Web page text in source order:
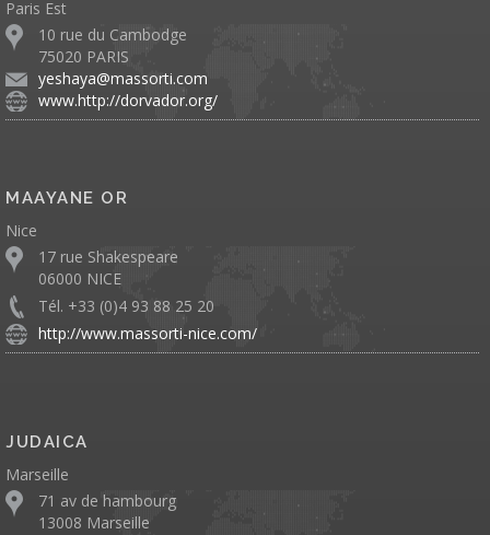
Paris Est
10 rue du Cambodge
75020 PARIS
yeshaya@massorti.com
www.http://dorvador.org/
MAAYANE OR
Nice
17 rue Shakespeare
06000 NICE
Tél. +33 (0)4 93 88 25 20
http://www.massorti-nice.com/
JUDAICA
Marseille
71 av de hambourg
13008 Marseille